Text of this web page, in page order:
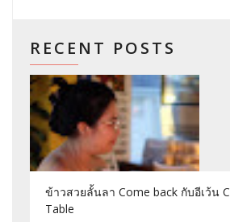
RECENT POSTS
ข้าวสวยลั้นลา Come back กับอีเว้น
Table